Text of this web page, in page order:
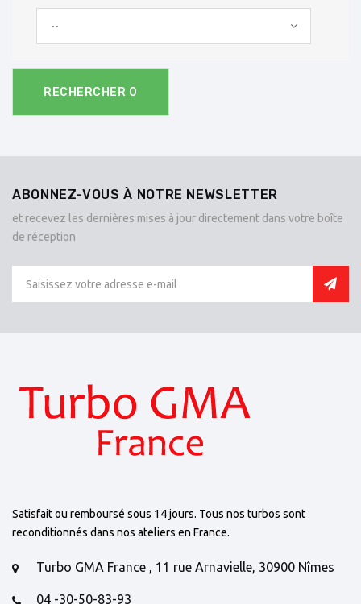
--
RECHERCHER 0
ABONNEZ-VOUS À NOTRE NEWSLETTER
et recevez les dernières mises à jour directement dans votre boîte
de réception
Satisfait ou remboursé sous 14 jours. Tous nos turbos sont
reconditionnés dans nos ateliers en France.
Turbo GMA France , 11 rue Arnavielle, 30900 Nîmes
04 -30-50-83-93